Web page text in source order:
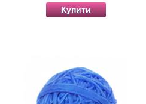
Купити